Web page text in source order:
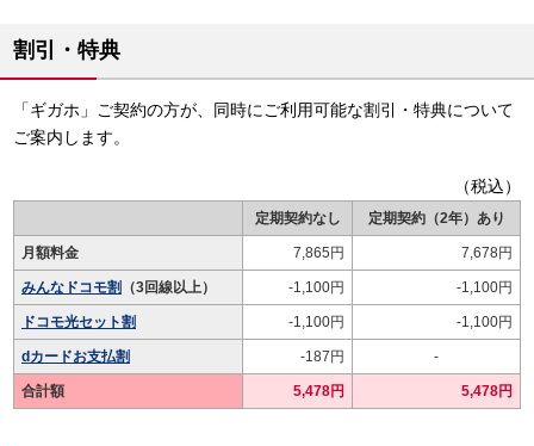
割引・特典
「ギガホ」ご契約の方が、同時にご利用可能な割引・特典について
ご案内します。
（税込）
定期契約なし 定期契約（2年）あり
月額料金 7,865円 7,678円
みんなドコモ割 （3回線以上） -1,100円 -1,100円
ドコモ光セット割 -1,100円 -1,100円
dカードお支払割 -187円 -
合計額 5,478円 5,478円